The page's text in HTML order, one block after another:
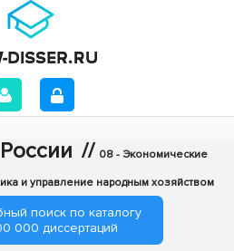
// 08 - Экономические
и управление народным хозяйством
поиск по каталогу
000 диссертаций